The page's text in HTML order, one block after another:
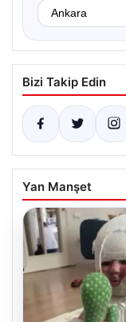
Bizi Takip Edin
Yan Manşet